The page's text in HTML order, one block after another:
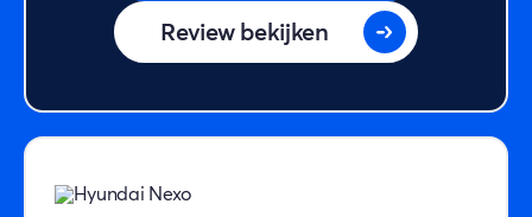
Review bekijken